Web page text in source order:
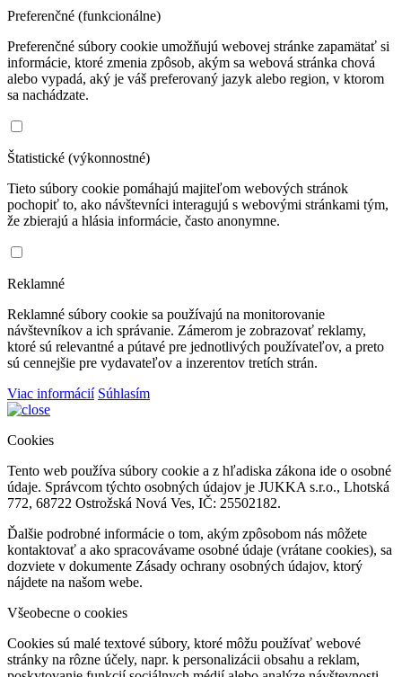
Preferenčné (funkcionálne)
Preferenčné súbory cookie umožňujú webovej stránke zapamätať si
informácie, ktoré zmenia zpôsob, akým sa webová stránka chová
alebo vypadá, aký je váš preferovaný jazyk alebo region, v ktorom
sa nachádzate.
Štatistické (výkonnostné)
Tieto súbory cookie pomáhajú majiteľom webových stránok
pochopiť to, ako návštevníci interagujú s webovými stránkami tým,
že zbierajú a hlásia informácie, často anonymne.
Reklamné
Reklamné súbory cookie sa používajú na monitorovanie
návštevníkov a ich správanie. Zámerom je zobrazovať reklamy,
ktoré sú relevantné a pútavé pre jednotlivých používateľov, a preto
sú cennejšie pre vydavateľov a inzerentov tretích strán.
Viac informácií Súhlasím
Cookies
Tento web používa súbory cookie a z hľadiska zákona ide o osobné
údaje. Správcom týchto osobných údajov je JUKKA s.r.o., Lhotská
772, 68722 Ostrožská Nová Ves, IČ: 25502182.
Ďalšie podrobné informácie o tom, akým zpôsobom nás môžete
kontaktovať a ako spracovávame osobné údaje (vrátane cookies), sa
dozviete v dokumente Zásady ochrany osobných údajov, ktorý
nájdete na našom webe.
Všeobecne o cookies
Cookies sú malé textové súbory, ktoré môžu používať webové
stránky na rôzne účely, napr. k personalizácii obsahu a reklam,